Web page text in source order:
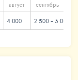
август сентябрь
4 000 2 500 - 3 000